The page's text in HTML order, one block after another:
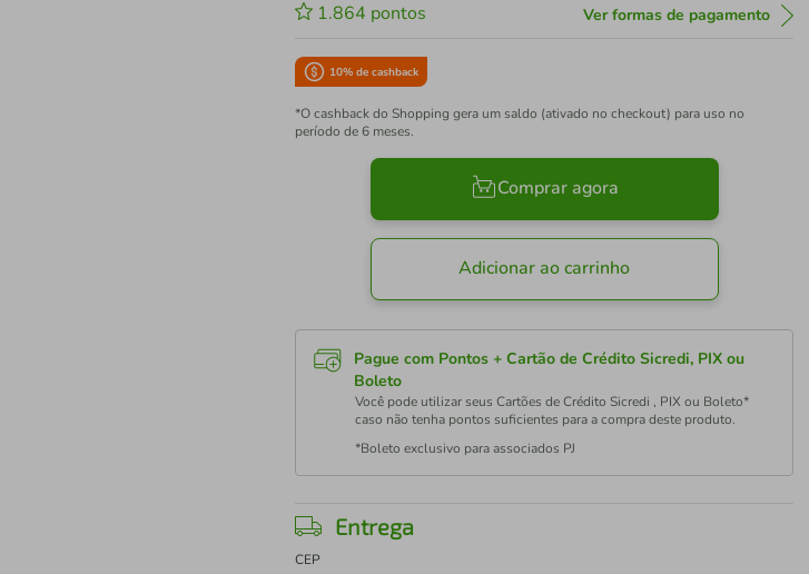
1.864 pontos Ver formas de pagamento
10% de cashback
*O cashback do Shopping gera um saldo (ativado no checkout) para uso no
período de 6 meses.
Comprar agora
Adicionar ao carrinho
Pague com Pontos + Cartão de Crédito Sicredi, PIX ou
Boleto
Você pode utilizar seus Cartões de Crédito Sicredi , PIX ou Boleto*
caso não tenha pontos suficientes para a compra deste produto.
*Boleto exclusivo para associados PJ
Entrega
CEP